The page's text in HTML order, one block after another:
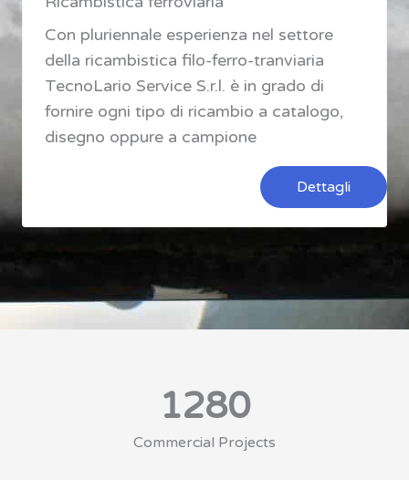
Con pluriennale esperienza nel settore
della ricambistica filo-ferro-tranviaria
TecnoLario Service S.r.l. è in grado di
fornire ogni tipo di ricambio a catalogo,
disegno oppure a campione
Dettagli
1280
Commercial Projects